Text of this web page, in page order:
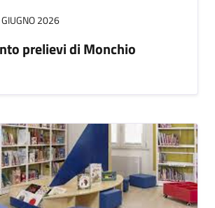
2026
prelievi di Monchio